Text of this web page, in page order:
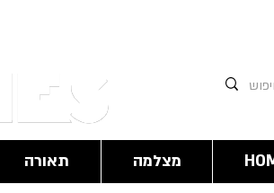
תאורה מצלמה